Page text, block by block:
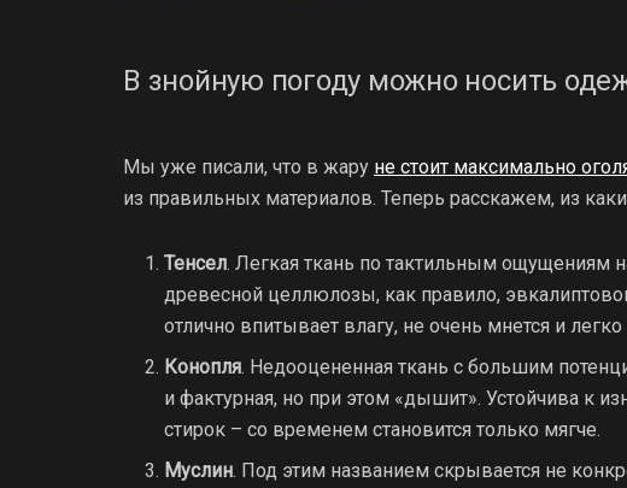
В знойную погоду можно носить
Мы уже писали, что в жару не стоит максимально
из правильных материалов. Теперь расскажем, из
Тенсел. Легкая ткань по тактильным ощущениям
древесной целлюлозы, как правило,
отлично впитывает влагу, не очень мнется и легко
Конопля. Недооцененная ткань с большим
и фактурная, но при этом «дышит». Устойчива к
стирок – со временем становится только мягче.
Муслин. Под этим названием скрывается не